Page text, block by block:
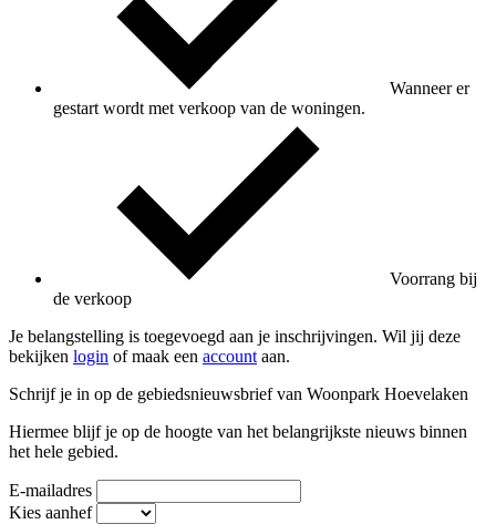
Wanneer er
gestart wordt met verkoop van de woningen.
Voorrang bij
de verkoop
Je belangstelling is toegevoegd aan je inschrijvingen. Wil jij deze
bekijken login of maak een account aan.
Schrijf je in op de gebiedsnieuwsbrief van Woonpark Hoevelaken
Hiermee blijf je op de hoogte van het belangrijkste nieuws binnen
het hele gebied.
E-mailadres
Kies aanhef